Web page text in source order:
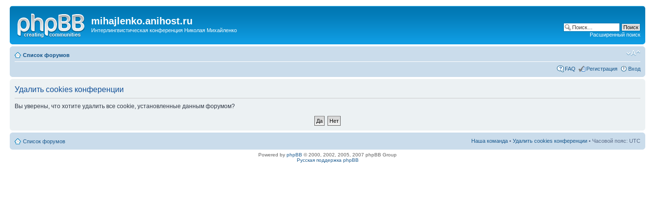
mihajlenko.anihost.ru
Интерлингвистическая конференция Николая Михайленко
Расширенный поиск
Список форумов
FAQ Регистрация Вход
Удалить cookies конференции
Вы уверены, что хотите удалить все cookie, установленные данным форумом?
Список форумов Наша команда • Удалить cookies конференции • Часовой пояс: UTC
Powered by phpBB © 2000, 2002, 2005, 2007 phpBB Group
Русская поддержка phpBB